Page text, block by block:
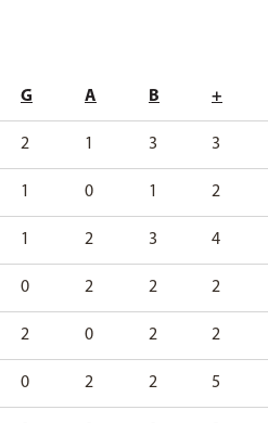
G A B +
2 1 3 3
1 0 1 2
1 2 3 4
0 2 2 2
2 0 2 2
0 2 2 5